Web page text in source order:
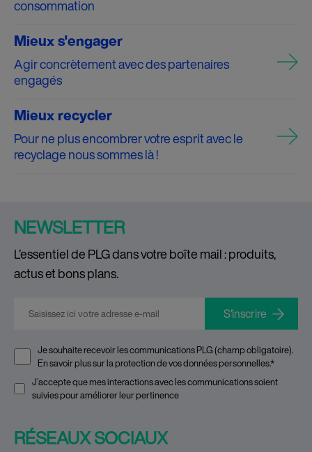
consommation
Mieux s'engager
Agir concrètement avec des partenaires
engagés
Mieux recycler
Pour ne plus encombrer votre esprit avec le
recyclage nous sommes là !
NEWSLETTER
L’essentiel de PLG dans votre boîte mail : produits,
actus et bons plans.
E-mail
Je souhaite recevoir les communications PLG (champ obligatoire).
En savoir plus sur laprotection de vos données personnelles.*
J'accepte que mes interactions avec les communications soient
suivies pour améliorer leur pertinence
RÉSEAUX SOCIAUX